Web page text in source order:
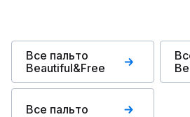
Все пальто
Beautiful&Free
Все пальто